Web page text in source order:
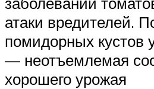
атаки вредителей.
помидорных кустов
— неотъемлемая
хорошего урожая